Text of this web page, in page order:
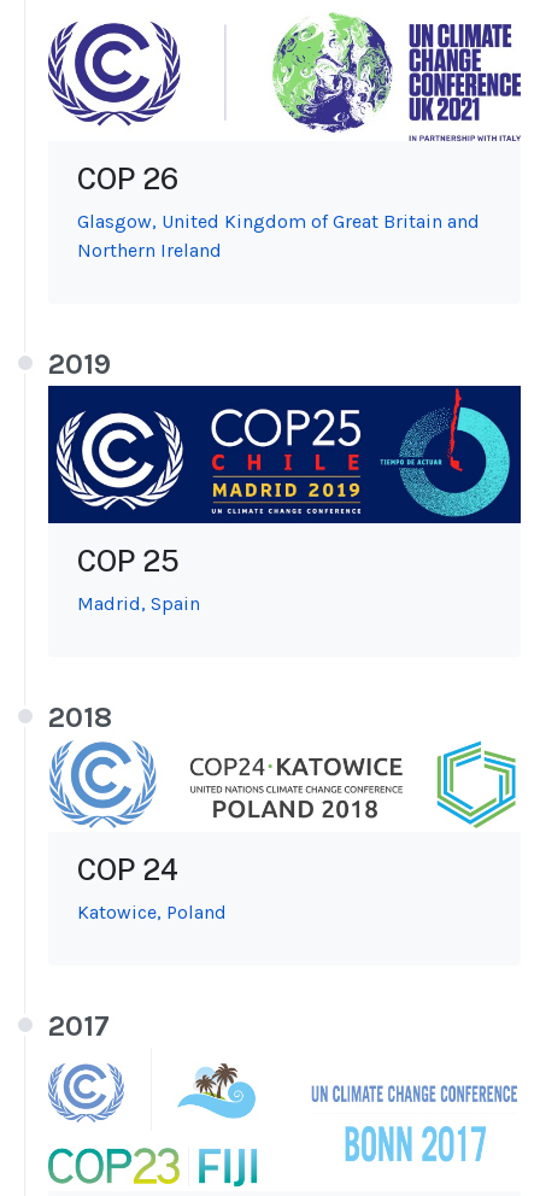
COP 26
Glasgow, United Kingdom of Great Britain and
Northern Ireland
2019
COP 25
Madrid, Spain
2018
COP 24
Katowice, Poland
2017